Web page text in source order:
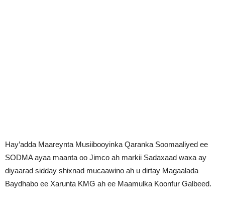
Hay’adda Maareynta Musiibooyinka Qaranka Soomaaliyed ee
SODMA ayaa maanta oo Jimco ah markii Sadaxaad waxa ay
diyaarad sidday shixnad mucaawino ah u dirtay Magaalada
Baydhabo ee Xarunta KMG ah ee Maamulka Koonfur Galbeed.